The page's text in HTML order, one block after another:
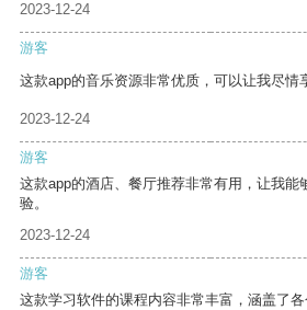
2023-12-24
游客
这款app的音乐资源非常优质，可以让我尽情
2023-12-24
游客
这款app的酒店、餐厅推荐非常有用，让我能
验。
2023-12-24
游客
这款学习软件的课程内容非常丰富，涵盖了